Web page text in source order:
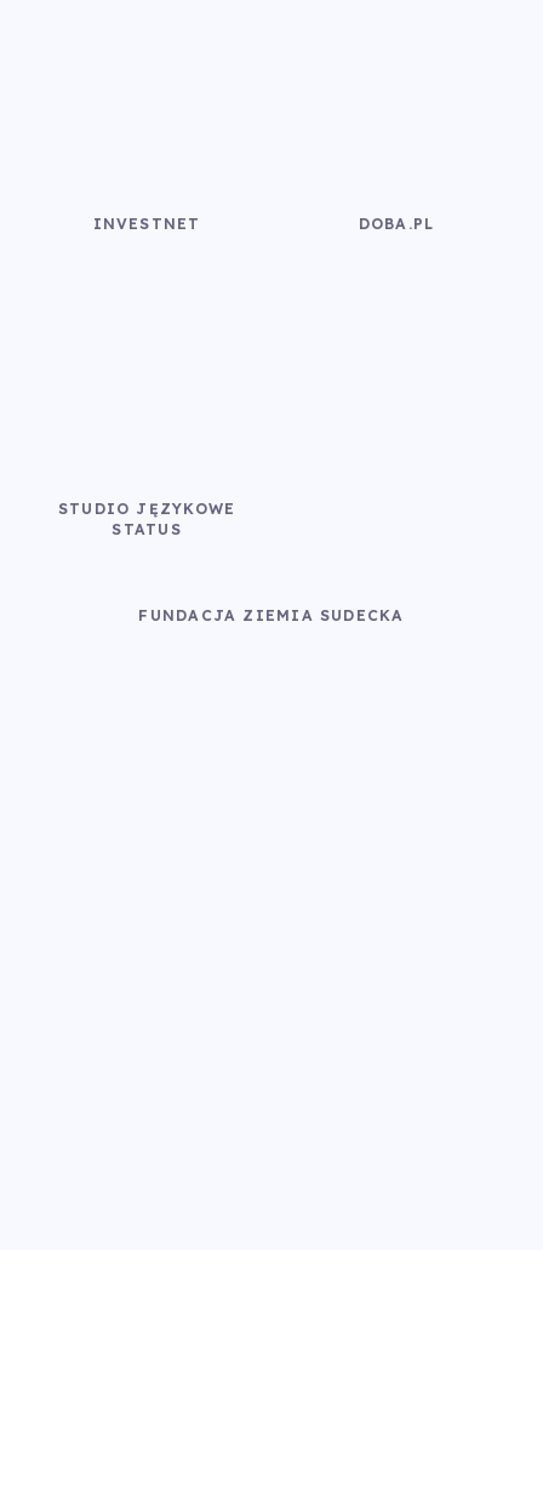
INVESTNET DOBA.PL
STUDIO JĘZYKOWE
STATUS
FUNDACJA ZIEMIA SUDECKA